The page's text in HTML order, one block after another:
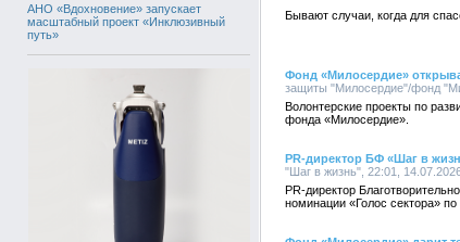
АНО «Вдохновение» запускает
масштабный проект «Инклюзивный
путь»
Бывают случаи, когда для
Фонд «Милосердие»
защиты "Милосердие"/фонд
Волонтерские проекты по
фонда «Милосердие».
PR-директор БФ «Шаг в
"Шаг в жизнь", 22:01,
PR-директор
номинации «Голос сектора» по